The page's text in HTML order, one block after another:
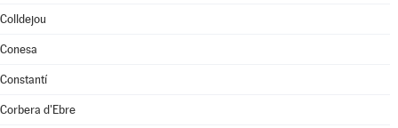
Colldejou
Conesa
Constantí
Corbera d'Ebre